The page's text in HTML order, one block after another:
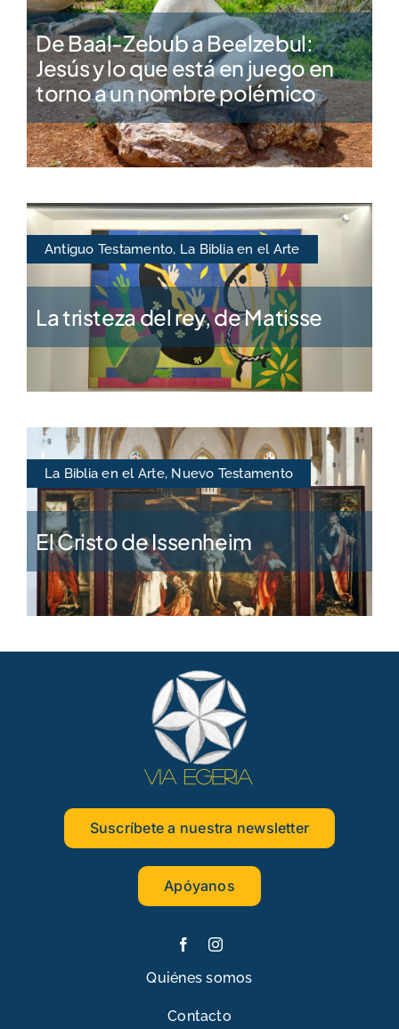
De Baal-Zebub a Beelzebul:
Jesús y lo que está en juego en
torno a un nombre polémico
Antiguo Testamento, La Biblia en el Arte
La tristeza del rey, de Matisse
La Biblia en el Arte, Nuevo Testamento
El Cristo de Issenheim
Suscríbete a nuestra newsletter
Apóyanos
Quiénes somos
Contacto